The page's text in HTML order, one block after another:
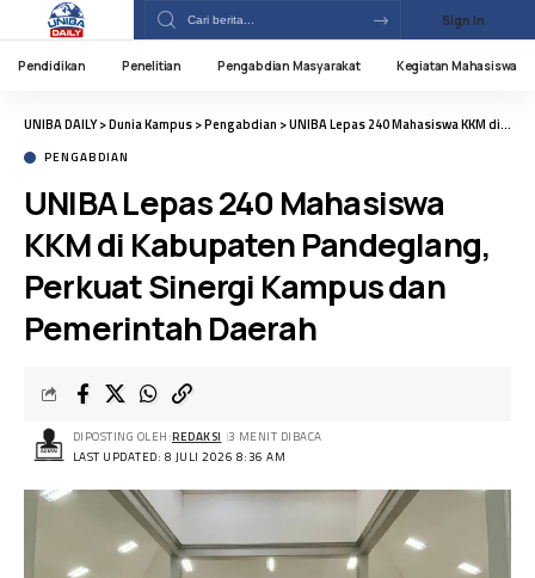
Sign In
Pendidikan Penelitian Pengabdian Masyarakat Kegiatan Mahasiswa
UNIBA DAILY>Dunia Kampus>Pengabdian >UNIBA Lepas 240 Mahasiswa KKM di Kabupaten Pandeglang, Perkuat Sinergi Kampus dan Pemerintah Daerah
PENGABDIAN
UNIBA Lepas 240 Mahasiswa
KKM di Kabupaten Pandeglang,
Perkuat Sinergi Kampus dan
Pemerintah Daerah
LAST UPDATED: 8 JULI 2026 8:36 AM
DIPOSTING OLEH:REDAKSI 3 MENIT DIBACA